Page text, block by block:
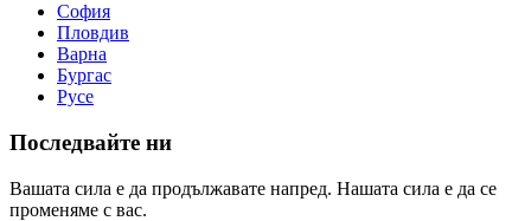
София
Пловдив
Варна
Бургас
Русе
Последвайте ни
Вашата сила е да продължавате напред. Нашата сила е да се
променяме с вас.